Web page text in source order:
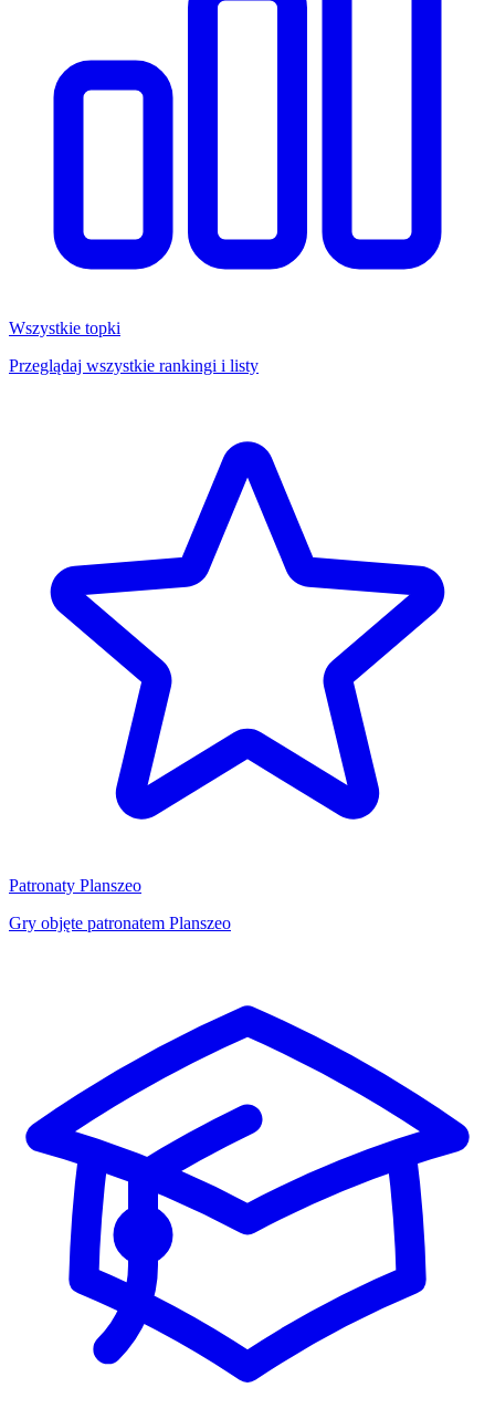
Wszystkie topki
Przeglądaj wszystkie rankingi i listy
Patronaty Planszeo
Gry objęte patronatem Planszeo